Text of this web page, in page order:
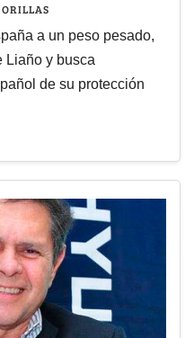
a un peso pesado,
Liaño y busca
de su protección